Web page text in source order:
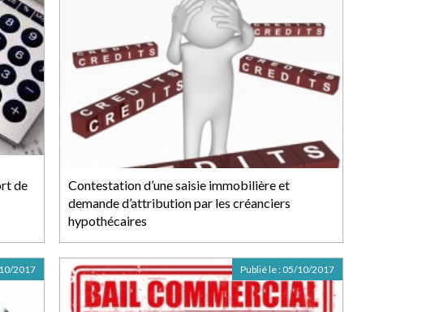
de
Contestation d’une saisie immobilière et
demande d’attribution par les créanciers
hypothécaires
2017 Publié le : 05/10/2017